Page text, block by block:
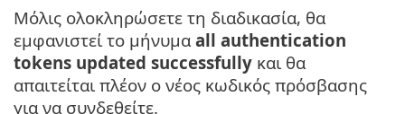
Μόλις ολοκληρώσετε τη διαδικασία, θα
εμφανιστεί το μήνυμαall authentication
tokens updated successfully και θα
απαιτείται πλέον ο νέος κωδικός πρόσβασης
για να συνδεθείτε.